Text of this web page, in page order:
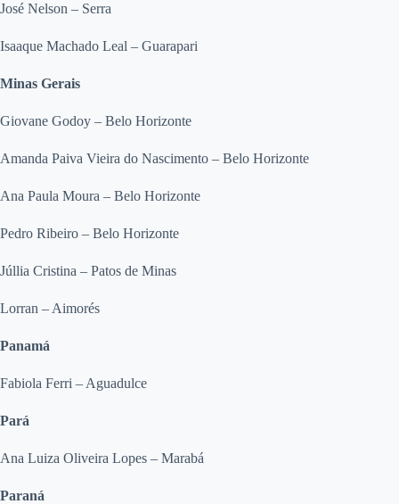
José Nelson – Serra
Isaaque Machado Leal – Guarapari
Minas Gerais
Giovane Godoy – Belo Horizonte
Amanda Paiva Vieira do Nascimento – Belo Horizonte
Ana Paula Moura – Belo Horizonte
Pedro Ribeiro – Belo Horizonte
Júllia Cristina – Patos de Minas
Lorran – Aimorés
Panamá
Fabiola Ferri – Aguadulce
Pará
Ana Luiza Oliveira Lopes – Marabá
Paraná